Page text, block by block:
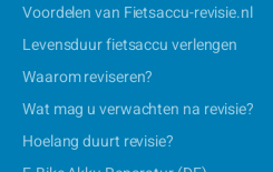
Voordelen van Fietsaccu-revisie.nl
Levensduur fietsaccu verlengen
Waarom reviseren?
Wat mag u verwachten na revisie?
Hoelang duurt revisie?